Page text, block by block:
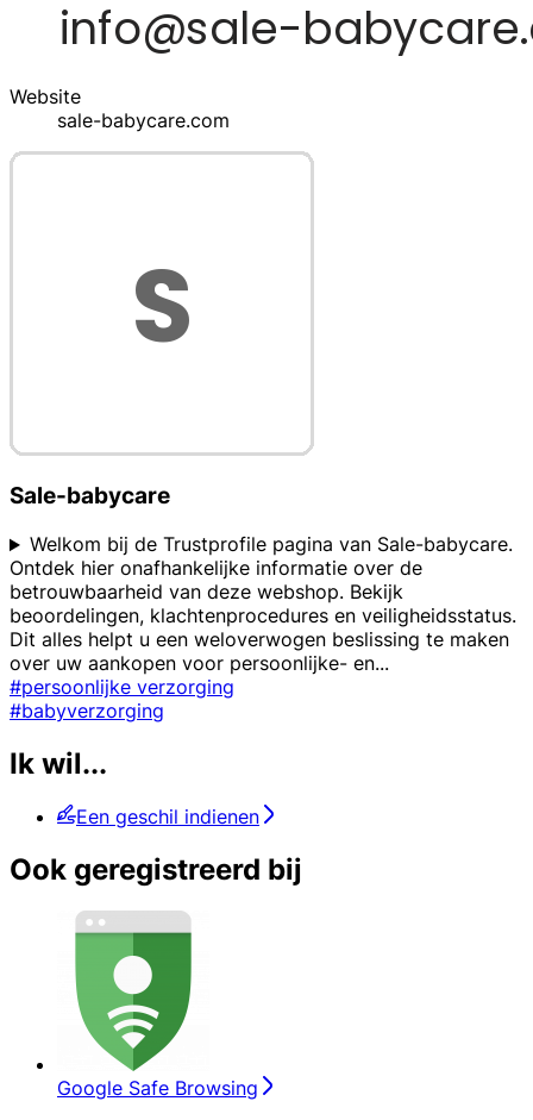
Website
sale-babycare.com
Sale-babycare
Welkom bij de Trustprofile pagina van Sale-babycare.
Ontdek hier onafhankelijke informatie over de
betrouwbaarheid van deze webshop. Bekijk
beoordelingen, klachtenprocedures en veiligheidsstatus.
Dit alles helpt u een weloverwogen beslissing te maken
over uw aankopen voor persoonlijke- en...
#persoonlijke verzorging
#babyverzorging
Ik wil...
Een geschil indienen
Ook geregistreerd bij
Google Safe Browsing